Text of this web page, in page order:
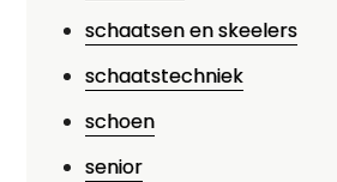
schaatsen en skeelers
schaatstechniek
schoen
senior